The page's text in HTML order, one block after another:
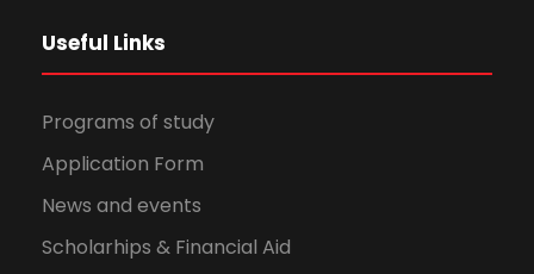
Useful Links
Programs of study
Application Form
News and events
Scholarhips & Financial Aid